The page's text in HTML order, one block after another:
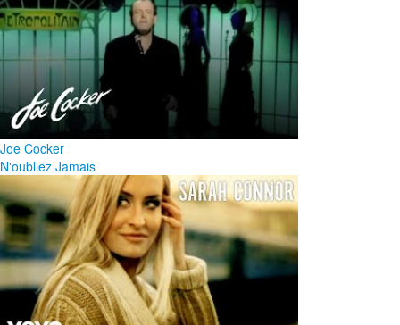
Joe Cocker
N'oubliez Jamais